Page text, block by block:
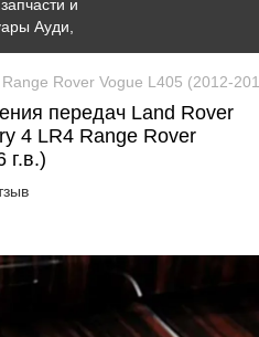
Range Rover Vogue L405 (2012-
передач Land Rover
4 LR4 Range Rover
г.в.)